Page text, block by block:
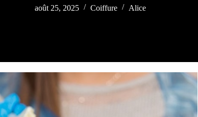
août 25, 2025 Coiffure Alice